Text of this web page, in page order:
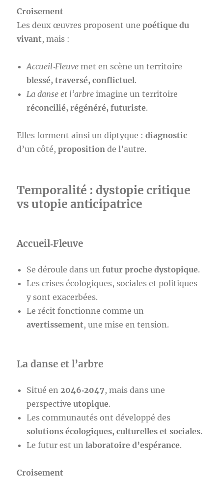
Croisement
Les deux œuvres proposent unepoétique du
vivant, mais :
Accueil‑Fleuve met en scène un territoire
blessé, traversé, conflictuel.
La danse et l’arbre imagine un territoire
réconcilié, régénéré, futuriste.
Elles forment ainsi un diptyque :diagnostic
d’un côté,proposition de l’autre.
Temporalité : dystopie critique
vs utopie anticipatrice
Accueil‑Fleuve
Se déroule dans unfutur proche dystopique.
Les crises écologiques, sociales et politiques
y sont exacerbées.
Le récit fonctionne comme un
avertissement, une mise en tension.
La danse et l’arbre
Situé en 2046‑2047, mais dans une
perspectiveutopique.
Les communautés ont développé des
solutions écologiques, culturelles et sociales.
Le futur est unlaboratoire d’espérance.
Croisement